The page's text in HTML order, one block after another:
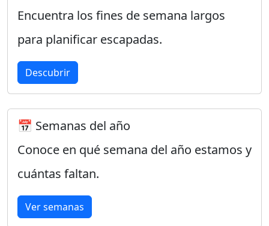
Encuentra los fines de semana largos
para planificar escapadas.
Descubrir
📅 Semanas del año
Conoce en qué semana del año estamos y
cuántas faltan.
Ver semanas